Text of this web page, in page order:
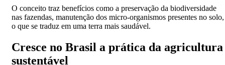
O conceito traz benefícios como a preservação da biodiversidade
nas fazendas, manutenção dos micro-organismos presentes no solo,
o que se traduz em uma terra mais saudável.
Cresce no Brasil a prática da agricultura
sustentável